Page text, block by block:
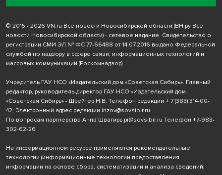
© 2015 - 2026 VN.ru Все новости Новосибирской области (ВН.ру Все
новости Новосибирской области) - сетевое издание. Свидетельство о
регистрации СМИ ЭЛ № ФС 77-66488 от 14.07.2016 выдано Федеральной
службой по надзору в сфере связи, информационных технологий и
массовых коммуникаций (Роскомнадзор)
Учредитель ГАУ НСО «Издательский дом «Советская Сибирь». Главный
редактор, руководитель-директор ГАУ НСО «Издательский дом
«Советская Сибирь» - Шрейтер Н.В. Телефон редакции + 7 (383) 314-00-
42; Электронный адрес редакции inzov@sovsibir.ru
По вопросам партнерства Анна Швагирь pr@sovsibir.ru Телефон +7-983-
302-62-26
На информационном ресурсе применяются рекомендательные
технологии (информационные технологии предоставления
информации на основе сбора, систематизации и анализа сведений,